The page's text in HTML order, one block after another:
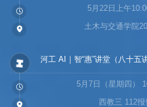
in Unsaturated Soil
Construction and
5月22日上午
土木与交通学院
河工 AI｜智“惠”讲堂（八十
5月7日（星期四）
西教三 112报